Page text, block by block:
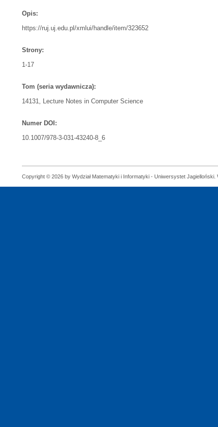
Opis:
https://ruj.uj.edu.pl/xmlui/handle/item/323652
Strony:
1-17
Tom (seria wydawnicza):
14131, Lecture Notes in Computer Science
Numer DOI:
10.1007/978-3-031-43240-8_6
Copyright © 2026 by Wydział Matematyki i Informatyki - Uniwersystet